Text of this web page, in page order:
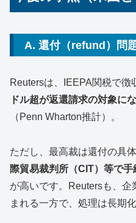
A. 還付（refund）問
Reutersは、IEEPA関税で徴
ドル超が返還請求の対象に
（Penn Wharton推計）。
ただし、最高裁は還付の具
際貿易裁判所（CIT）等で
が高いです。Reutersも、
まれる一方で、処理は長期